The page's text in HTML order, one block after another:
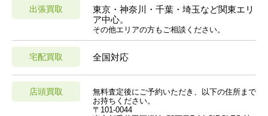
出張買取
東京・神奈川・千葉・埼玉など関東エリ
ア中心。
その他エリアの方もご相談ください。
宅配買取 全国対応
店頭買取
無料査定後にご予約いただき、以下の住所まで
お持ちください。
〒101-0044